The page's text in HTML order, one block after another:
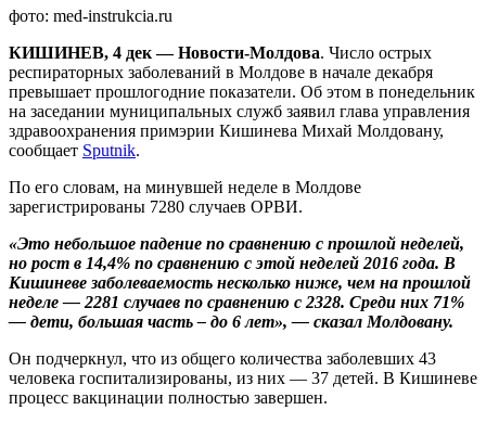
фото: med-instrukcia.ru
КИШИНЕВ, 4 дек — Новости-Молдова. Число острых
респираторных заболеваний в Молдове в начале декабря
превышает прошлогодние показатели. Об этом в понедельник
на заседании муниципальных служб заявил глава управления
здравоохранения примэрии Кишинева Михай Молдовану,
сообщает Sputnik.
По его словам, на минувшей неделе в Молдове
зарегистрированы 7280 случаев ОРВИ.
«Это небольшое падение по сравнению с прошлой неделей,
но рост в 14,4% по сравнению с этой неделей 2016 года. В
Кишиневе заболеваемость несколько ниже, чем на прошлой
неделе — 2281 случаев по сравнению с 2328. Среди них 71%
— дети, большая часть – до 6 лет», — сказал Молдовану.
Он подчеркнул, что из общего количества заболевших 43
человека госпитализированы, из них — 37 детей. В Кишиневе
процесс вакцинации полностью завершен.